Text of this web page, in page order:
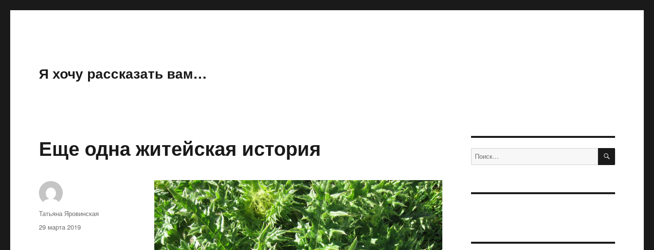
Я хочу рассказать вам…
Еще одна житейская история
Автор
Татьяна Яровинская
Опубликовано
29 марта 2019
Искать: ПОИСК